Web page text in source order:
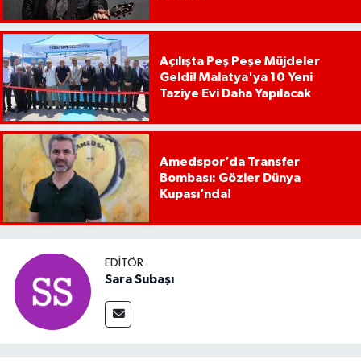
Açılışta Peş Peşe Müjdeler
Geldi! Malatya'ya 10 Yeni
Taziye Evi Daha Yapılacak
Amedspor’da Transfer
Bombası: Gözler Dünya
Kupası’nda!
EDITÖR
Sara Subaşı